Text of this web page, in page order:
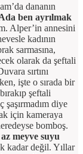
dananın
ben ayrılmak
Alper’in annesini
kadının
sarmasına,
olarak da şeftali
sırtını
işte o sırada bir
şeftali
diye
için kameraya
bomboş.
meyve suyu
kadar değil. Yıllar